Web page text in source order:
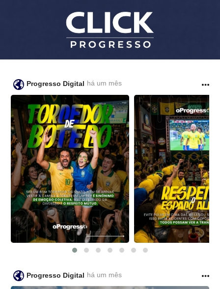
Progresso Digital há um mês
Progresso Digital há um mês